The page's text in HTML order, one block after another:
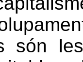
són